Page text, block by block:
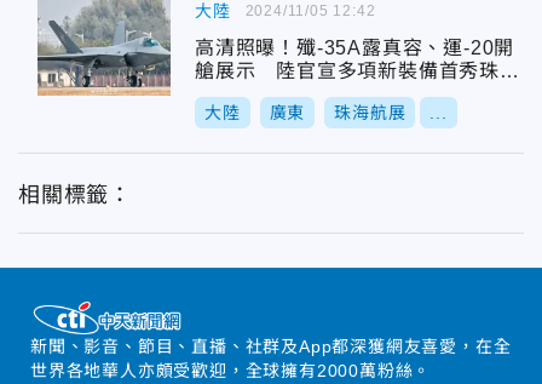
大陸
高清照曝！殲-35A露真容、運-20開
艙展示 陸官宣多項新裝備首秀珠海
航展
大陸 廣東 珠海航展
2024/11/05 12:42
相關標籤：
新聞、影音、節目、直播、社群及App都深獲網友喜愛，在全
世界各地華人亦頗受歡迎，全球擁有2000萬粉絲。